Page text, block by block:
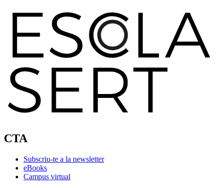
CTA
Subscriu-te a la newsletter
eBooks
Campus virtual